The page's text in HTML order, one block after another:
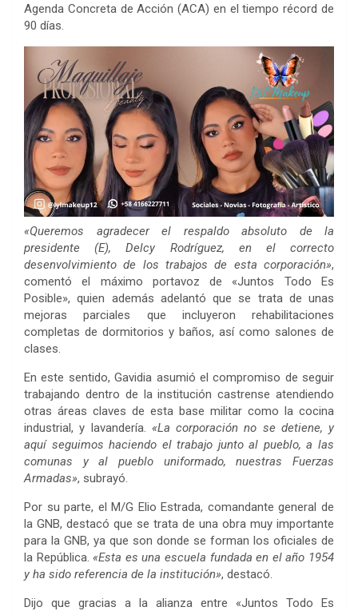
Agenda Concreta de Acción (ACA) en el tiempo récord de
90 días.
«Queremos agradecer el respaldo absoluto de la
presidente (E), Delcy Rodríguez, en el correcto
desenvolvimiento de los trabajos de esta corporación»,
comentó el máximo portavoz de «Juntos Todo Es
Posible», quien además adelantó que se trata de unas
mejoras parciales que incluyeron rehabilitaciones
completas de dormitorios y baños, así como salones de
clases.
En este sentido, Gavidia asumió el compromiso de seguir
trabajando dentro de la institución castrense atendiendo
otras áreas claves de esta base militar como la cocina
industrial, y lavandería. «La corporación no se detiene, y
aquí seguimos haciendo el trabajo junto al pueblo, a las
comunas y al pueblo uniformado, nuestras Fuerzas
Armadas», subrayó.
Por su parte, el M/G Elio Estrada, comandante general de
la GNB, destacó que se trata de una obra muy importante
para la GNB, ya que son donde se forman los oficiales de
la República.«Esta es una escuela fundada en el año 1954
y ha sido referencia de la institución», destacó.
Dijo que gracias a la alianza entre «Juntos Todo Es